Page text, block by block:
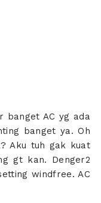
banget AC yg ada
banget ya. Oh
Aku tuh gak kuat
gt kan. Denger2
windfree. AC